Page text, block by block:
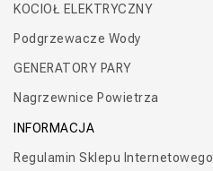
KOCIOŁ ELEKTRYCZNY
Podgrzewacze Wody
GENERATORY PARY
Nagrzewnice Powietrza
INFORMACJA
Regulamin Sklepu Internetowego